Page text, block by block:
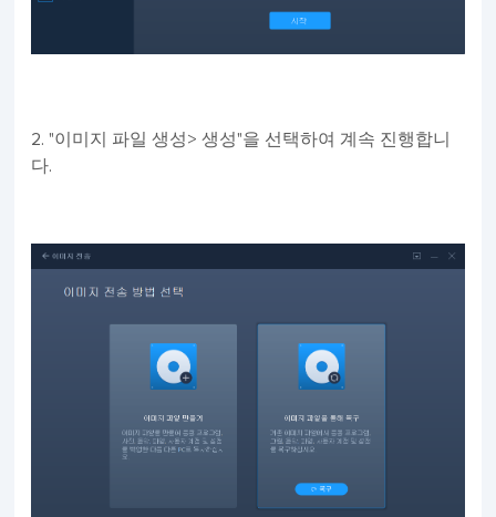
2. "이미지 파일 생성> 생성"을 선택하여 계속 진행합니
다.